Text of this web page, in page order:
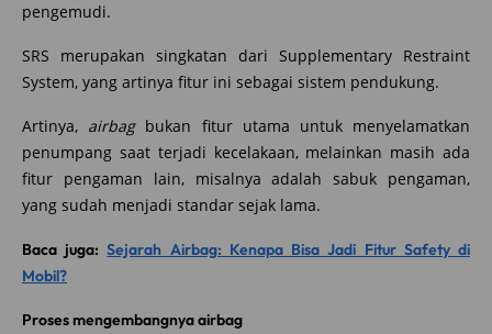
pengemudi.
SRS merupakan singkatan dari Supplementary Restraint
System, yang artinya fitur ini sebagai sistem pendukung.
Artinya, airbagbukan fitur utama untuk menyelamatkan
penumpang saat terjadi kecelakaan, melainkan masih ada
fitur pengaman lain, misalnya adalah sabuk pengaman,
yang sudah menjadi standar sejak lama.
Baca juga:Sejarah Airbag: Kenapa Bisa Jadi Fitur Safety di
Mobil?
Proses mengembangnya airbag